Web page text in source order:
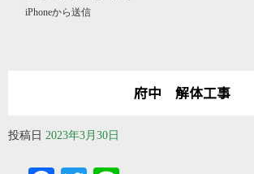
iPhoneから送信
府中 解体工事
投稿日 2023年3月30日